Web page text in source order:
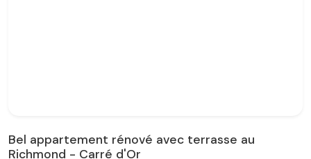
Bel appartement rénové avec terrasse au
Richmond - Carré d'Or